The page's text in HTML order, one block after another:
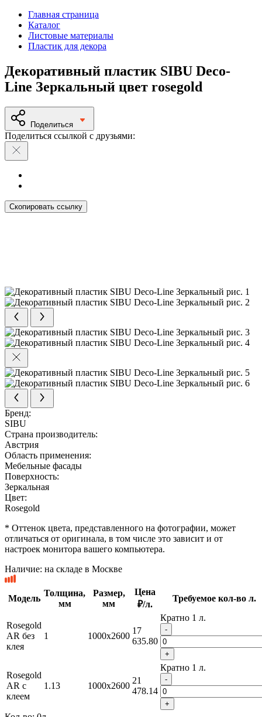
Главная страница
Каталог
Листовые материалы
Пластик для декора
Декоративный пластик SIBU Deco-
Line Зеркальный цвет rosegold
Поделиться
Поделиться ссылкой с друзьями:
Скопировать ссылку
Бренд:
SIBU
Страна производитель:
Австрия
Область применения:
Мебельные фасады
Поверхность:
Зеркальная
Цвет:
Rosegold
* Оттенок цвета, представленного на фотографии, может
отличаться от оригинала, в том числе это зависит и от
настроек монитора вашего компьютера.
Наличие: на складе в Москве
Модель
Толщина,
мм
Размер,
мм
Цена
₽/л.
Требуемое кол-во л.
Rosegold
AR без
клея
1 1000x2600
17
635.80
Кратно 1 л.
-
+
Rosegold
AR c
клеем
1.13 1000x2600
21
478.14
Кратно 1 л.
-
+